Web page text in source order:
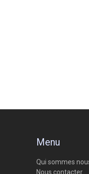
Menu
Qui sommes
Nous contacter